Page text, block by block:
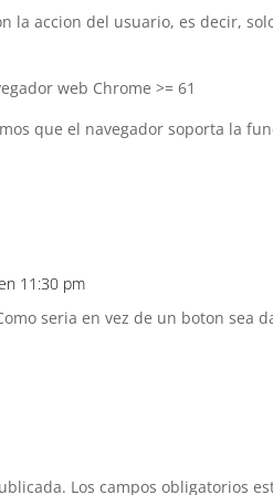
la accion del usuario, es decir,
web Chrome >= 61
que el navegador soporta la
11:30 pm
seria en vez de un boton sea
Los campos obligatorios